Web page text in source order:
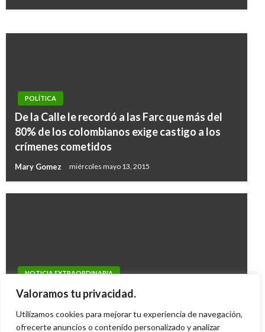
Valoramos tu privacidad.
Utilizamos cookies para mejorar tu experiencia de navegación,
ofrecerte anuncios o contenido personalizado y analizar
POLÍTICA
De la Calle le recordó a las Farc que más del
80% de los colombianos exige castigo a los
crímenes cometidos
Mary Gomez miércoles mayo 13, 2015
NOTICIA EXTRAORDINARIA
Datacrédito a padres que no pagan cuotas
Ariel Cabrera jueves noviembre 19, 2009